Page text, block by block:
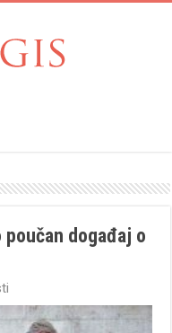
događaj o